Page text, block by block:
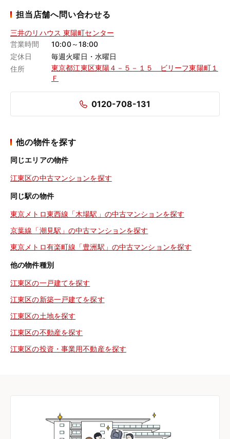
担当店舗へ問い合わせる
三井のリハウス 東陽町センター
営業時間
10:00～18:00
定休日
毎週火曜日・水曜日
住所
東京都江東区東陽４－５－１５ ビリーフ東陽町１
Ｆ
0120-708-131
他の物件を探す
同じエリアの物件
江東区の中古マンションを探す
同じ駅の物件
東京メトロ東西線「木場駅」の中古マンションを探す
京葉線「潮見駅」の中古マンションを探す
東京メトロ有楽町線「豊洲駅」の中古マンションを探す
他の物件種別
江東区の一戸建てを探す
江東区の新築一戸建てを探す
江東区の土地を探す
江東区の不動産を探す
江東区の投資・事業用不動産を探す